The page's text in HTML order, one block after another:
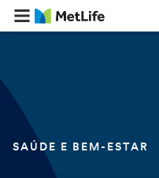
Saltar navegação
SAÚDE E BEM-ESTAR